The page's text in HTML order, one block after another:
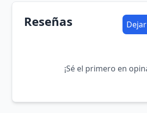
Reseñas
¡Sé el primero en